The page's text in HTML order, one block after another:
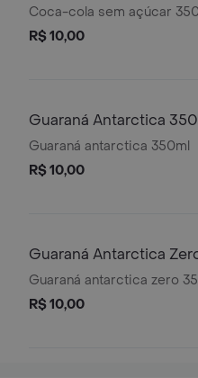
Coca-cola sem açúcar
R$ 10,00
Guaraná Antarctica
Guaraná antarctica 350ml
R$ 10,00
Guaraná Antarctica
Guaraná antarctica zero
R$ 10,00